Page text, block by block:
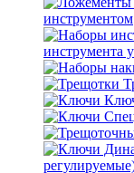
инструментом
инструмента